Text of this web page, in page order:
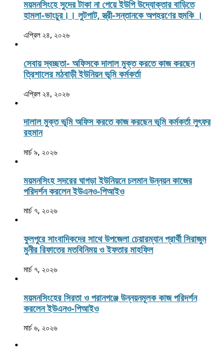
ময়মনসিংহে সুদের টাকা না পেয়ে ইউপি উদ্যোক্তার বাড়িতে
হামলা-ভাংচুর।। লুটপাট, স্ত্রী‌-সন্তানকে অপহরণের হুমকি ।
এপ্রিল ২৪, ২০২৬
সেবায় স্বচ্ছতা- অফিসকে দালাল মুক্ত করতে কাজ করছেন
ত্রিশালের মঠবাড়ী ইউনিয়ন ভূমি কর্মকর্তা
এপ্রিল ২৪, ২০২৬
দালাল মুক্ত ভূমি অফিস করতে কাজ করছেন ভূমি কর্মকর্তা লুৎফর
রহমান
মার্চ ৯, ২০২৬
ময়মনসিংহ সদরের ঘাগড়া ইউনিয়নে চলমান উন্নয়ন কাজের
পরিদর্শন করলেন ইউএনও-পিআইও
মার্চ ৭, ২০২৬
ফুলপুরে সাংবাদিকদের সাথে উপজেলা চেয়ারম্যান প্রার্থী সিরাজুম
মুনীর রিফাতের মতবিনিময় ও ইফতার মাহফিল
মার্চ ৭, ২০২৬
ময়মনসিংহের সিরতা ও পরানগঞ্জে উন্নয়নমূলক কাজ পরিদর্শন
করলেন ইউএনও-পিআইও
মার্চ ৬, ২০২৬